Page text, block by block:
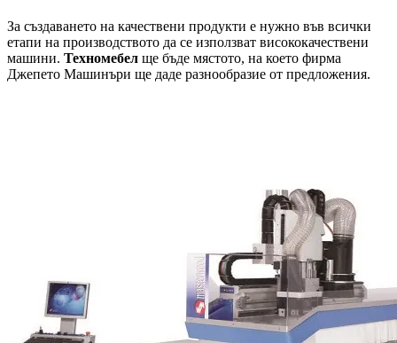
За създаването на качествени продукти е нужно във всички
етапи на производството да се използват висококачествени
машини. Техномебел ще бъде мястото, на което фирма
Джепето Машинъри ще даде разнообразие от предложения.